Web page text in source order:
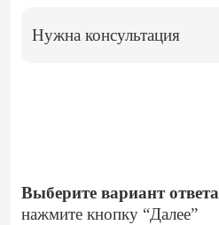
Нужна консультация
Выберите вариант ответа
нажмите кнопку “Далее”